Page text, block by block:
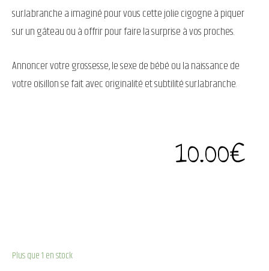
sur.la.branche a imaginé pour vous cette jolie cigogne à piquer
sur un gâteau ou à offrir pour faire la surprise à vos proches.
Annoncer votre grossesse, le sexe de bébé ou la naissance de
votre oisillon se fait avec originalité et subtilité sur.la.branche.
10.00€
Plus que 1 en stock